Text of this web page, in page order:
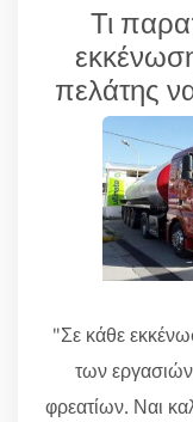
Τι
πελάτης
"Σε κάθε
των
φρεατίων. Ναι